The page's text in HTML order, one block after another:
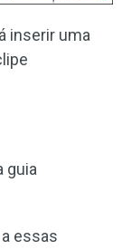
inserir uma
guia
essas